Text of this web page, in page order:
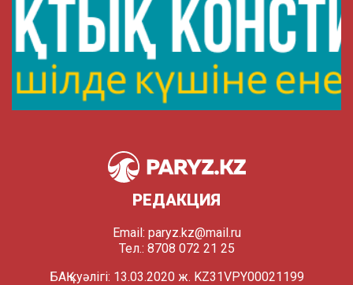
РЕДАКЦИЯ
Email: paryz.kz@mail.ru
Тел.: 8708 072 21 25
БАҚ куәлігі: 13.03.2020 ж. KZ31VPY00021199